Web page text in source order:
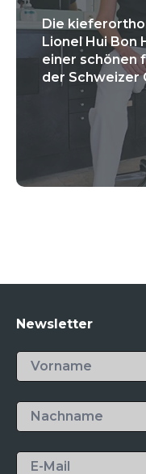
Die
Lionel Hui Bon
einer schönen
der Schweizer
Newsletter